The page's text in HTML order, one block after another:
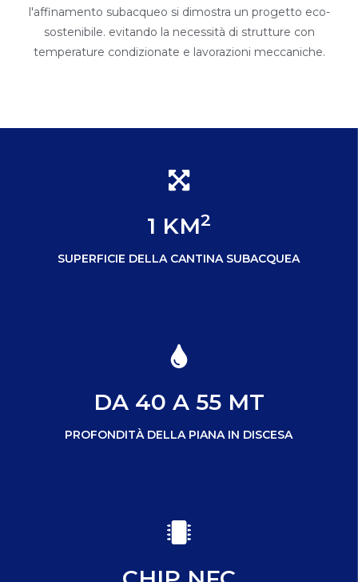
l'affinamento subacqueo si dimostra un progetto eco-
sostenibile. evitando la necessità di strutture con
temperature condizionate e lavorazioni meccaniche.
1 KM2
SUPERFICIE DELLA CANTINA SUBACQUEA
DA 40 A 55 MT
PROFONDITÀ DELLA PIANA IN DISCESA